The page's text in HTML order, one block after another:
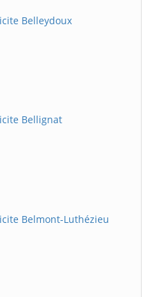
Belleydoux
Bellignat
Belmont-Luthézieu